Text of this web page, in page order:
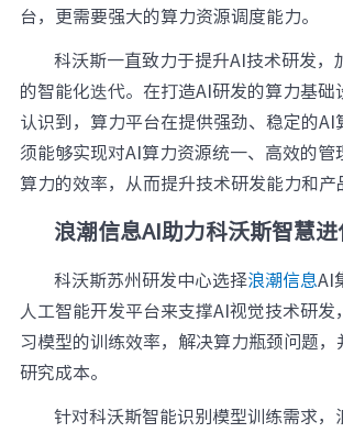
台，更需要强大的算力资源调度能力。
科沃斯一直致力于提升AI技术研发，
的智能化迭代。在打造AI研发的算力基础
认识到，算力平台在提供强劲、稳定的AI
须能够实现对AI算力资源统一、高效的管
算力的效率，从而提升技术研发能力和产
浪潮信息AI助力科沃斯智慧
科沃斯苏州研发中心选择浪潮信息AI
人工智能开发平台来支撑AI视觉技术研发
习模型的训练效率，解决算力瓶颈问题
研究成本。
针对科沃斯智能识别模型训练需求，